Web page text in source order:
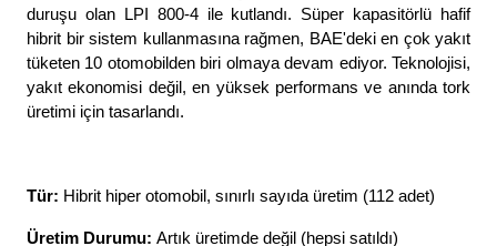
duruşu olan LPI 800-4 ile kutlandı. Süper kapasitörlü hafif
hibrit bir sistem kullanmasına rağmen, BAE'deki en çok yakıt
tüketen 10 otomobilden biri olmaya devam ediyor. Teknolojisi,
yakıt ekonomisi değil, en yüksek performans ve anında tork
üretimi için tasarlandı.
Tür: Hibrit hiper otomobil, sınırlı sayıda üretim (112 adet)
Üretim Durumu: Artık üretimde değil (hepsi satıldı)